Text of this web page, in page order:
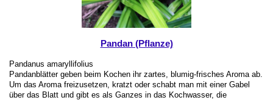
Pandan (Pflanze)
Pandanus amaryllifolius
Pandanblätter geben beim Kochen ihr zartes, blumig-frisches Aroma ab.
Um das Aroma freizusetzen, kratzt oder schabt man mit einer Gabel
über das Blatt und gibt es als Ganzes in das Kochwasser, die